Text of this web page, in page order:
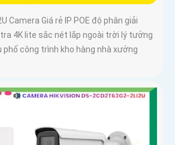
Camera Giá rẻ IP POE độ phân giải
4K lite sắc nét lắp ngoài trời lý tưởng
phố công trình kho hàng nhà xưởng